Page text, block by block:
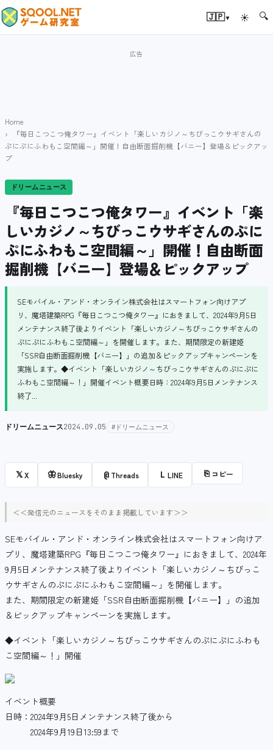
🇯🇵▾ ☀ 🔍
Home
『毎日こつこつ俺タワー』イベント「楽しいカジノ～ちびっこウサギさんの
ぷにぷにふわもこ空間編～」開催！自由断面掘削機【バニー】登場＆ピックアッ
プ
ドリームニュース
『毎日こつこつ俺タワー』イベント「楽
しいカジノ～ちびっこウサギさんのぷに
ぷにふわもこ空間編～」開催！自由断面
掘削機【バニー】登場＆ピックアップ
SEモバイル・アンド・オンライン株式会社はスマートフォン向けアプ
リ、魔塔建築RPG『毎日こつこつ俺タワー』におきまして、2024年9月5日
メンテナンス終了後よりイベント「楽しいカジノ～ちびっこウサギさんの
ぷにぷにふわもこ空間編～」を開催します。また、期間限定の新建姫
「SSR自由断面掘削機【バニー】」の追加＆ピックアップキャンペーンを
実施します。◆イベント「楽しいカジノ～ちびっこウサギさんのぷにぷに
ふわもこ空間編～！」開催イベント概要日時：2024年9月5日メンテナンス
終了...
ドリームニュース2024.09.05 #ドリームニュース
𝕏X 🦋Bluesky @ Threads L LINE ⎘ コピー
＜＜発信元のニュースをそのまま掲載しています＞＞
SEモバイル・アンド・オンライン株式会社はスマートフォン向けア
プリ、魔塔建築RPG『毎日こつこつ俺タワー』におきまして、2024年
9月5日メンテナンス終了後よりイベント「楽しいカジノ～ちびっこ
ウサギさんのぷにぷにふわもこ空間編～」を開催します。
また、期間限定の新建姫「SSR自由断面掘削機【バニー】」の追加
＆ピックアップキャンペーンを実施します。
◆イベント「楽しいカジノ～ちびっこウサギさんのぷにぷにふわも
こ空間編～！」開催
イベント概要
日時：2024年9月5日メンテナンス終了後から
2024年9月19日13:59まで